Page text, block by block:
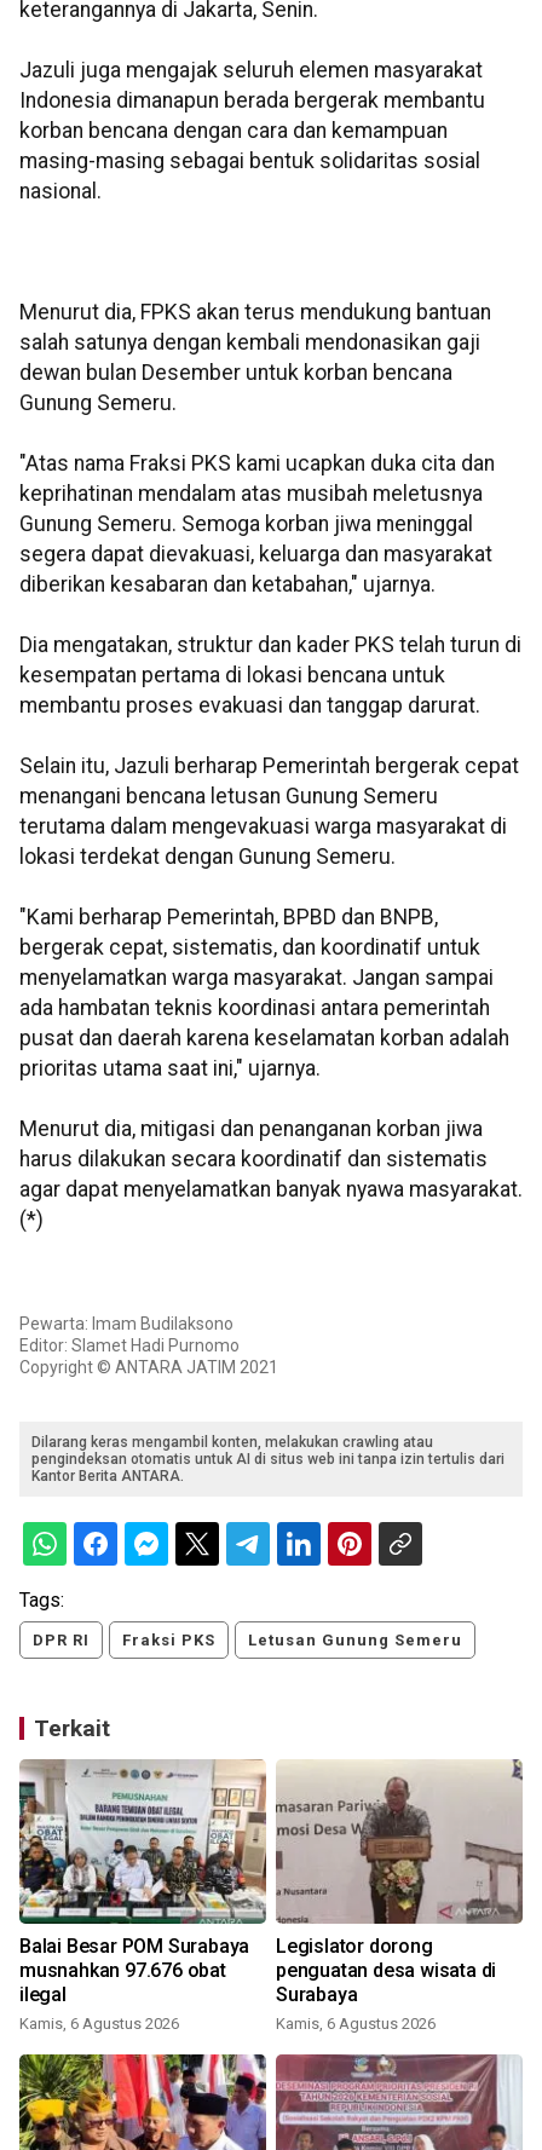
keterangannya di Jakarta, Senin.
Jazuli juga mengajak seluruh elemen masyarakat
Indonesia dimanapun berada bergerak membantu
korban bencana dengan cara dan kemampuan
masing-masing sebagai bentuk solidaritas sosial
nasional.
Menurut dia, FPKS akan terus mendukung bantuan
salah satunya dengan kembali mendonasikan gaji
dewan bulan Desember untuk korban bencana
Gunung Semeru.
"Atas nama Fraksi PKS kami ucapkan duka cita dan
keprihatinan mendalam atas musibah meletusnya
Gunung Semeru. Semoga korban jiwa meninggal
segera dapat dievakuasi, keluarga dan masyarakat
diberikan kesabaran dan ketabahan," ujarnya.
Dia mengatakan, struktur dan kader PKS telah turun di
kesempatan pertama di lokasi bencana untuk
membantu proses evakuasi dan tanggap darurat.
Selain itu, Jazuli berharap Pemerintah bergerak cepat
menangani bencana letusan Gunung Semeru
terutama dalam mengevakuasi warga masyarakat di
lokasi terdekat dengan Gunung Semeru.
"Kami berharap Pemerintah, BPBD dan BNPB,
bergerak cepat, sistematis, dan koordinatif untuk
menyelamatkan warga masyarakat. Jangan sampai
ada hambatan teknis koordinasi antara pemerintah
pusat dan daerah karena keselamatan korban adalah
prioritas utama saat ini," ujarnya.
Menurut dia, mitigasi dan penanganan korban jiwa
harus dilakukan secara koordinatif dan sistematis
agar dapat menyelamatkan banyak nyawa masyarakat.
(*)
Pewarta: Imam Budilaksono
Editor: Slamet Hadi Purnomo
Copyright © ANTARA JATIM 2021
Dilarang keras mengambil konten, melakukan crawling atau
pengindeksan otomatis untuk AI di situs web ini tanpa izin tertulis dari
Kantor Berita ANTARA.
Tags:
DPR RI Fraksi PKS Letusan Gunung Semeru
Terkait
Balai Besar POM Surabaya
musnahkan 97.676 obat
ilegal
Kamis, 6 Agustus 2026
Legislator dorong
penguatan desa wisata di
Surabaya
Kamis, 6 Agustus 2026